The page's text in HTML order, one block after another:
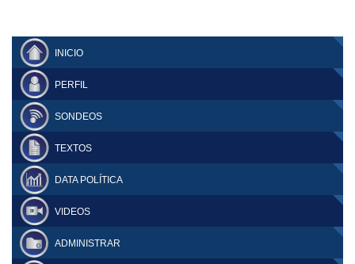
INICIO
PERFIL
SONDEOS
TEXTOS
DATA POLÍTICA
VIDEOS
ADMINISTRAR